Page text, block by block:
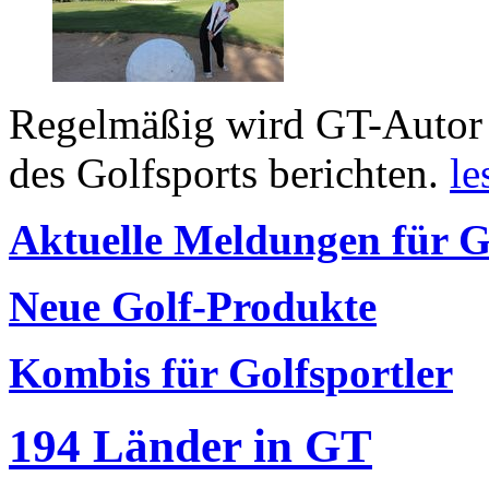
Regelmäßig wird GT-
des Golfsports berichten.
Aktuelle Meldungen für
Neue Golf-Produkte
Kombis für Golfsportler
194 Länder in GT